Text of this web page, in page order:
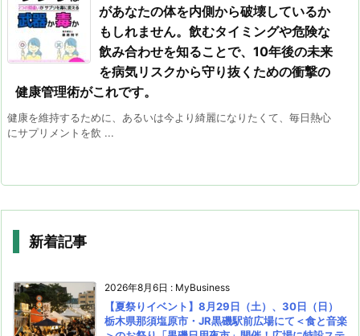
があなたの体を内側から破壊しているか
もしれません。飲むタイミングや危険な
飲み合わせを知ることで、10年後の未来
を病気リスクから守り抜くための衝撃の
健康管理術がこれです。
健康を維持するために、あるいは今より綺麗になりたくて、毎日熱心
にサプリメントを飲 ...
新着記事
2026年8月6日 : MyBusiness
【夏祭りイベント】8月29日（土）、30日（日）
栃木県那須塩原市・JR黒磯駅前広場にて＜食と音楽